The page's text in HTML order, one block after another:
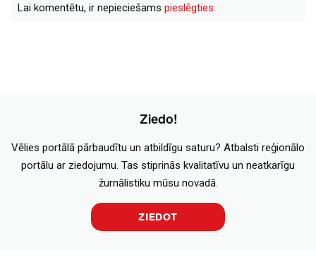
Lai komentētu, ir nepieciešams pieslēgties.
Ziedo!
Vēlies portālā pārbaudītu un atbildīgu saturu? Atbalsti reģionālo
portālu ar ziedojumu. Tas stiprinās kvalitatīvu un neatkarīgu
žurnālistiku mūsu novadā.
ZIEDOT